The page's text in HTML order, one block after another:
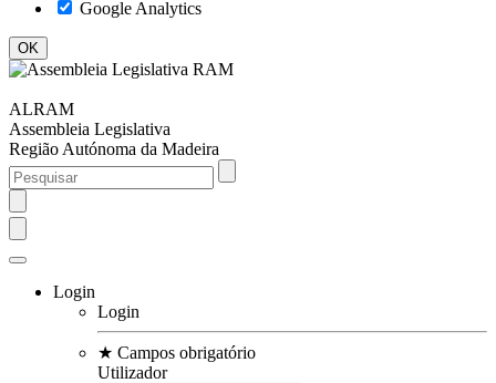
Google Analytics
ALRAM
Assembleia Legislativa
Região Autónoma da Madeira
Login
Login
★ Campos obrigatório
Utilizador